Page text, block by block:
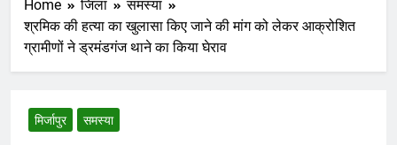
Home जिला
समस्या
श्रमिक की हत्या का खुलासा किए जाने की मांग को लेकर आक्रोशित
ग्रामीणों ने ड्रमंडगंज थाने का किया घेराव
मिर्जापुर समस्या